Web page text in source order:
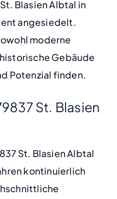
Blasien Albtal in
angesiedelt.
moderne
Gebäude
Potenzial finden.
St. Blasien
St. Blasien Albtal
kontinuierlich